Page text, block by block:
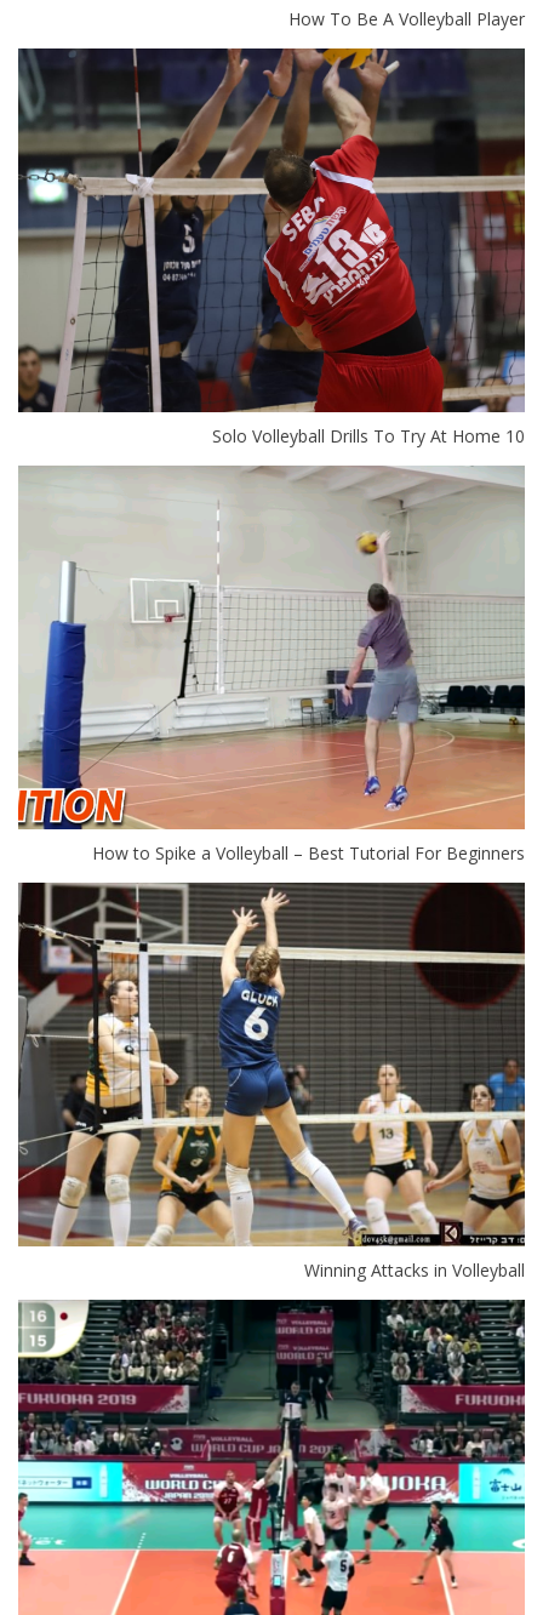
How To Be A Volleyball Player
10 Solo Volleyball Drills To Try At Home
How to Spike a Volleyball – Best Tutorial For Beginners
Winning Attacks in Volleyball